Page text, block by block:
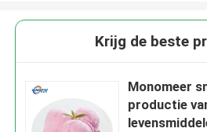
Krijg de beste
Monomeer
productie